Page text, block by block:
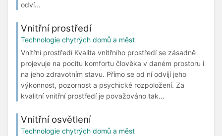
odví...
Vnitřní prostředí
Technologie chytrých domů a měst
Vnitřní prostředí Kvalita vnitřního prostředí se zásadně
projevuje na pocitu komfortu člověka v daném prostoru i
na jeho zdravotním stavu. Přímo se od ní odvíjí jeho
výkonnost, pozornost a psychické rozpoložení. Za
kvalitní vnitřní prostředí je považováno tak...
Vnitřní osvětlení
Technologie chytrých domů a měst